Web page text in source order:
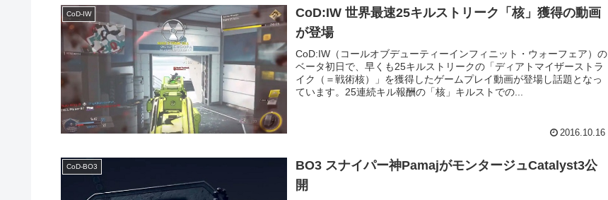
CoD-IW
CoD:IW 世界最速25キルストリーク「核」獲得の動画
が登場
CoD:IW（コールオブデューティーインフィニット・ウォーフェア）の
ベータ初日で、早くも25キルストリークの「ディアトマイザーストラ
イク（＝戦術核）」を獲得したゲームプレイ動画が登場し話題となっ
ています。25連続キル報酬の「核」キルストでの...
2016.10.16
CoD-BO3
BO3 スナイパー神PamajがモンタージュCatalyst3公
開